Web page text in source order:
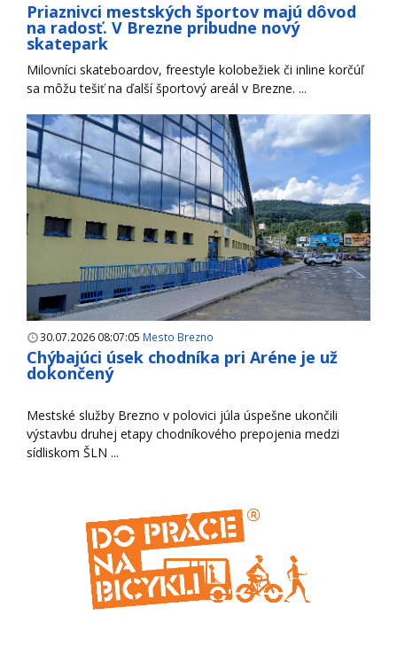
Priaznivci mestských športov majú dôvod
na radosť. V Brezne pribudne nový
skatepark
Milovníci skateboardov, freestyle kolobežiek či inline korčúľ
sa môžu tešiť na ďalší športový areál v Brezne. ...
30.07.2026 08:07:05 Mesto Brezno
Chýbajúci úsek chodníka pri Aréne je už
dokončený
Mestské služby Brezno v polovici júla úspešne ukončili
výstavbu druhej etapy chodníkového prepojenia medzi
sídliskom ŠLN ...